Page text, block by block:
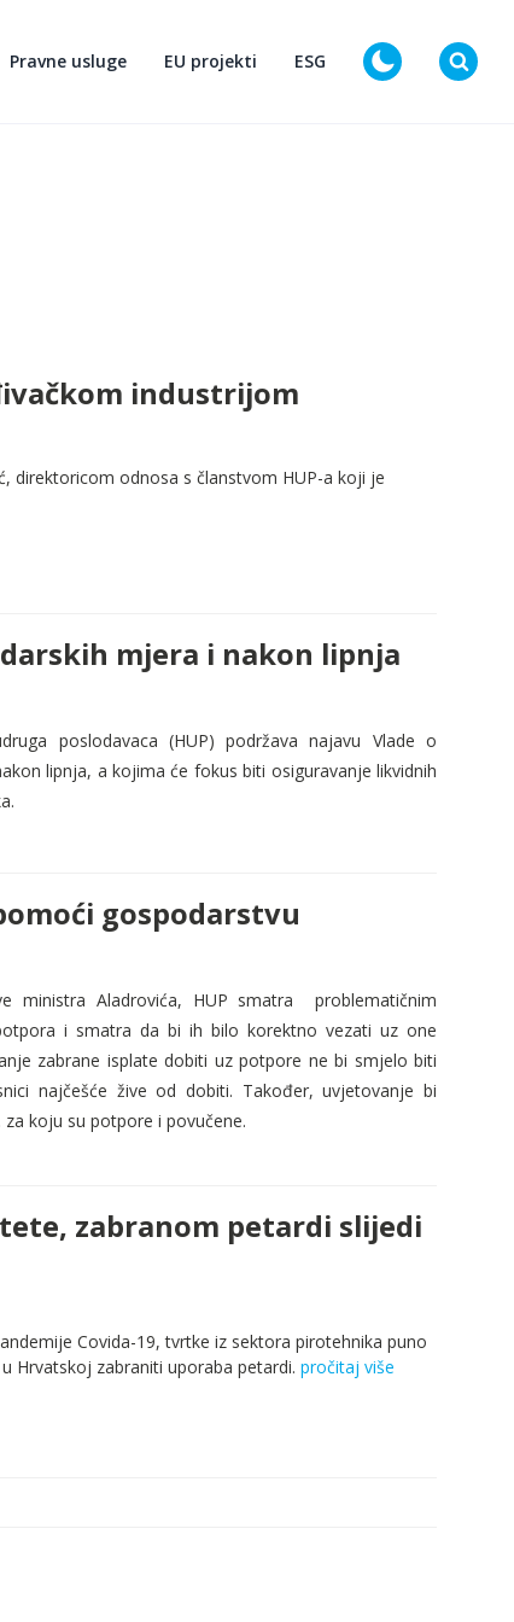
Pravne usluge EU projekti ESG D
industrijom
direktoricom odnosa s članstvom HUP-a koji je
mjera i nakon lipnja
poslodavaca (HUP) podržava najavu Vlade o
lipnja, a kojima će fokus biti osiguravanje likvidnih
gospodarstvu
ministra Aladrovića, HUP smatra
problematičnim
i smatra da bi ih bilo korektno vezati uz one
zabrane isplate dobiti uz potpore ne bi smjelo biti
najčešće žive od dobiti. Također, uvjetovanje bi
koju su potpore i povučene.
zabranom petardi slijedi
Covida-19, tvrtke iz sektora pirotehnika puno
Hrvatskoj zabraniti uporaba petardi. pročitaj više